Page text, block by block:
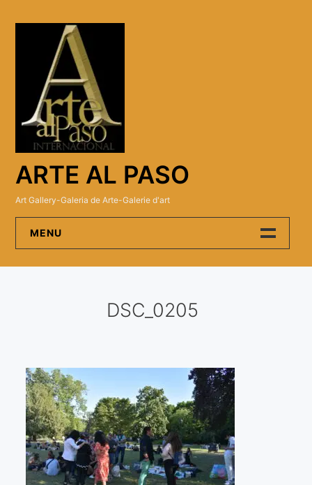
ARTE AL PASO
Art Gallery-Galeria de Arte-Galerie d'art
MENU
Visitas a los ateliers o talleres de artistas
Presse
Qué dicen de nosotros?
Aviso legal
DSC_0205